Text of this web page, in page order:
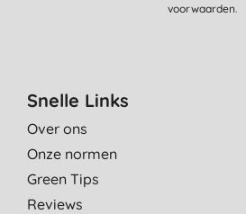
voorwaarden.
Snelle Links
Over ons
Onze normen
Green Tips
Reviews